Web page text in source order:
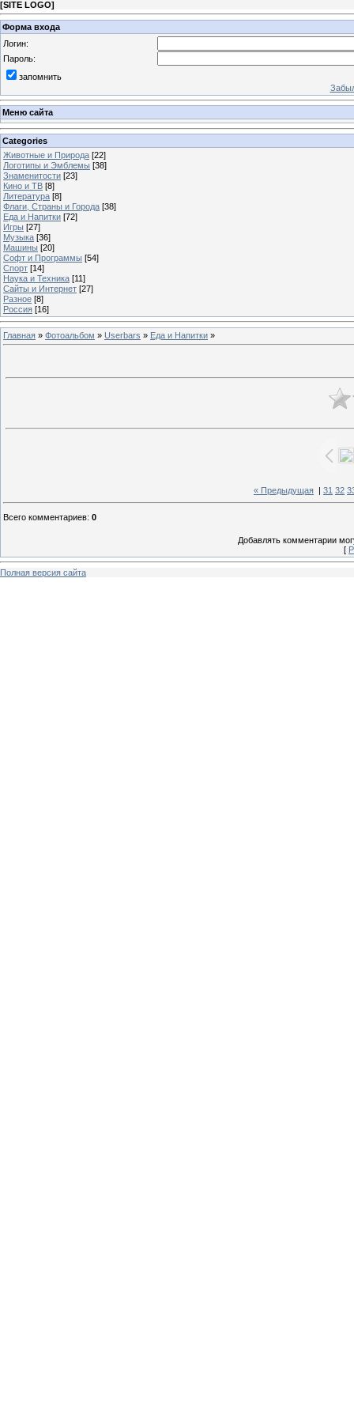
[SITE LOGO]
Форма входа
Логин:
Пароль:
запомнить
Меню сайта
Categories
Животные и Природа [22]
Логотипы и Эмблемы [38]
Знаменитости [23]
Кино и ТВ [8]
Литература [8]
Флаги, Страны и Города [38]
Еда и Напитки [72]
Игры [27]
Музыка [36]
Машины [20]
Софт и Программы [54]
Спорт [14]
Наука и Техника [11]
Сайты и Интернет [27]
Разное [8]
Россия [16]
Главная » Фотоальбом » Userbars » Еда и Напитки »
« Предыдущая 31 32
Всего комментариев: 0
Добавлять комментарии
[
Полная версия сайта